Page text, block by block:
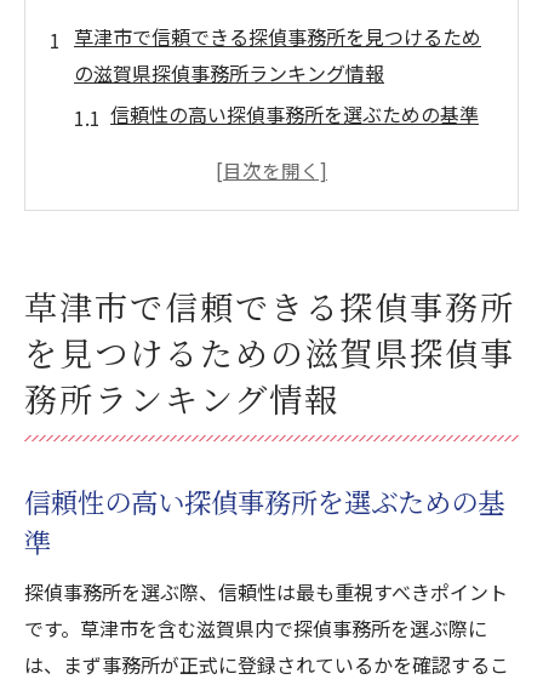
草津市で信頼できる探偵事務所を見つけるため
の滋賀県探偵事務所ランキング情報
信頼性の高い探偵事務所を選ぶための基準
草津市での探偵事務所の現状と動向
つけ方
探偵事務所選びに役立つ滋賀県内の最新ラ
ンキング情報
地域に根ざした探偵事務所の信頼性を見極
地域の魅力を活かした草津市の探偵事務所選び
草津市の地域特性を活かした選び方
地元に密着した探偵事務所の利点
草津市における探偵事務所の信頼性の要素
草津市で信頼できる探偵事務所
を見つけるための滋賀県探偵事
務所ランキング情報
信頼性の高い探偵事務所を選ぶための基
準
探偵事務所を選ぶ際、信頼性は最も重視すべきポイント
です。草津市を含む滋賀県内で探偵事務所を選ぶ際に
は、まず事務所が正式に登録されているかを確認するこ